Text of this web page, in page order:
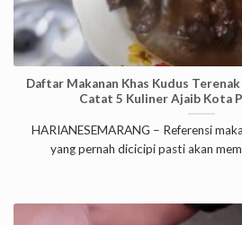
Daftar Makanan Khas Kudus
Catat 5 Kuliner Ajaib Kota
HARIANESEMARANG – Referensi
yang pernah dicicipi pasti akan